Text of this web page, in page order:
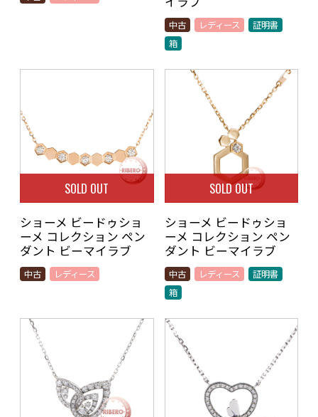
中古 レディース
証明書
箱
SOLD OUT
ショーメ ビードゥショ
ーメ コレクション ペン
ダント ビーマイラブ
中古 レディース
SOLD OUT
ショーメ ビードゥショ
ーメ コレクション ペン
ダント ビーマイラブ
中古 レディース
証明書
箱